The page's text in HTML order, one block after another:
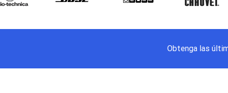
Obtenga las